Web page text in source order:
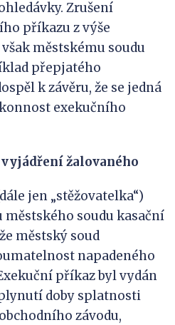
Zrušení
příkazu z výše
městskému soudu
přepjatého
k závěru, že se jedná
exekučního
vyjádření žalovaného
jen „stěžovatelka“)
soudu kasační
městský soud
napadeného
příkaz byl vydán
doby splatnosti
závodu,